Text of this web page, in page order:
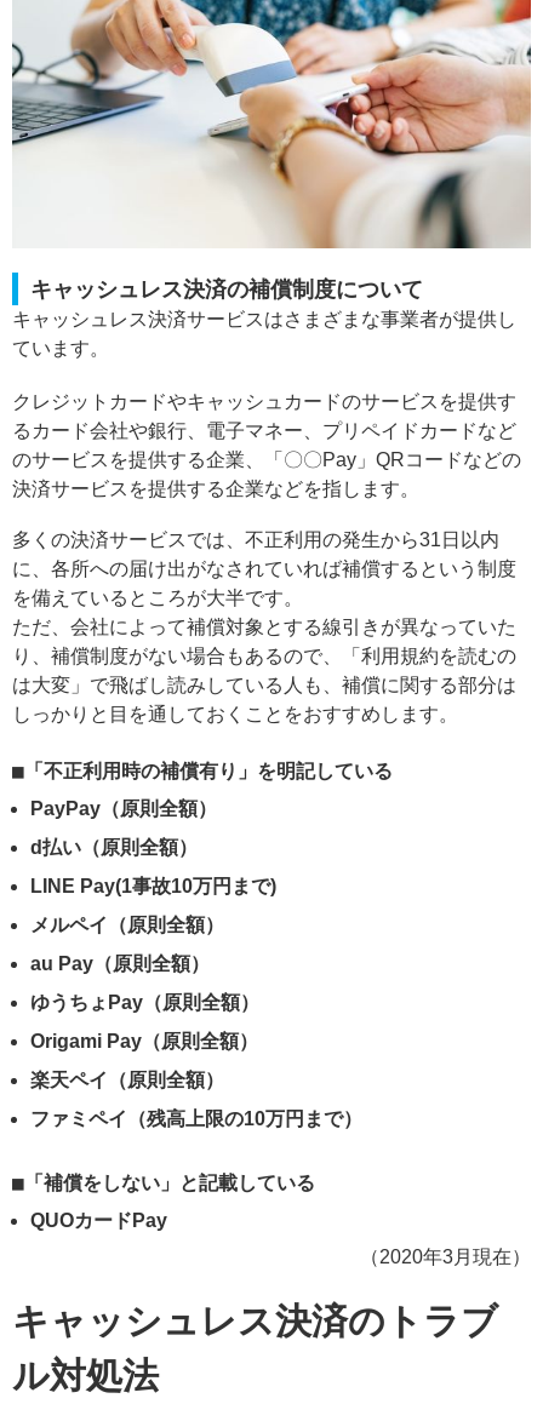
キャッシュレス決済の補償制度について
キャッシュレス決済サービスはさまざまな事業者が提供し
ています。
クレジットカードやキャッシュカードのサービスを提供す
るカード会社や銀行、電子マネー、プリペイドカードなど
のサービスを提供する企業、「〇〇Pay」QRコードなどの
決済サービスを提供する企業などを指します。
多くの決済サービスでは、不正利用の発生から31日以内
に、各所への届け出がなされていれば補償するという制度
を備えているところが大半です。
ただ、会社によって補償対象とする線引きが異なっていた
り、補償制度がない場合もあるので、「利用規約を読むの
は大変」で飛ばし読みしている人も、補償に関する部分は
しっかりと目を通しておくことをおすすめします。
「不正利用時の補償有り」を明記している
PayPay（原則全額）
d払い（原則全額）
LINE Pay(1事故10万円まで)
メルペイ（原則全額）
au Pay（原則全額）
ゆうちょPay（原則全額）
Origami Pay （原則全額）
楽天ペイ（原則全額）
ファミペイ
（残高上限の10万円まで）
「補償をしない」と記載している
QUOカードPay
（2020年3月現在）
キャッシュレス決済のトラブ
ル対処法